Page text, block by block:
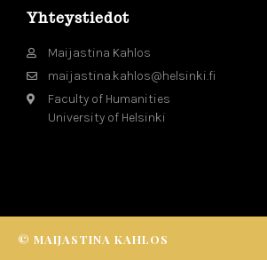
Yhteystiedot
Maijastina Kahlos
maijastina.kahlos@helsinki.fi
Faculty of Humanities
University of Helsinki
© MAIJASTINA KAHLOS